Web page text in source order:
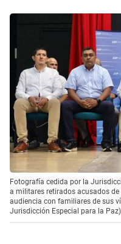
Fotografía cedida por la
a militares retirados acusados
audiencia con familiares de sus
Jurisdicción Especial para la